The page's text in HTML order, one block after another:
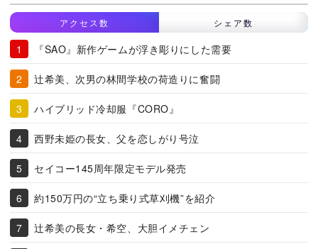
アクセス数 シェア数
『SAO』新作ゲームが浮き彫りにした需要
辻希美、次男の林間学校の荷造りに奮闘
ハイブリッド冷却服『CORO』
西野未姫の長女、父を恋しがり号泣
セイコー145周年限定モデル発売
約150万円の“立ち乗り式草刈機”を紹介
辻希美の長女・希空、大胆イメチェン